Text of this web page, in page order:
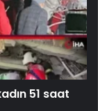
51 saat